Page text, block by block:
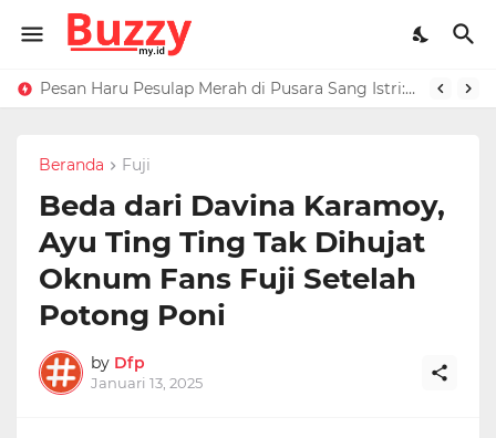
Pesan Haru Pesulap Merah di Pusara Sang Istri: Sekarang Kamu Enggak Perlu Sakit Disuntik Lagi
Raffi Ahmad Masih di LN, Kirim Rp 1 M ke Jeje Buat Korban Longsor Bandung Barat
Beranda Fuji
Beda dari Davina Karamoy,
Ayu Ting Ting Tak Dihujat
Oknum Fans Fuji Setelah
Potong Poni
by Dfp
Januari 13, 2025